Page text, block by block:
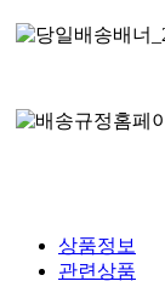
상품정보
관련상품